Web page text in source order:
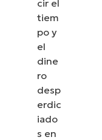
cir el
tiem
po y
el
dine
ro
desp
erdic
iado
s en